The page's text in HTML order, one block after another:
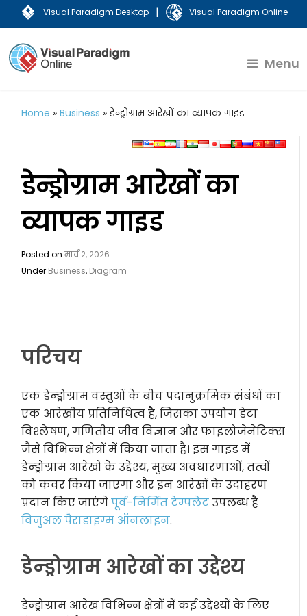
Visual Paradigm Desktop | Visual Paradigm Online
Menu
Home »Business »डेन्ड्रोग्राम आरेखों का व्यापक गाइड
डेन्ड्रोग्राम आरेखों का
व्यापक गाइड
Posted onमार्च 2, 2026
Under Business, Diagram
परिचय
एक डेन्ड्रोग्राम वस्तुओं के बीच पदानुक्रमिक संबंधों का
एक आरेखीय प्रतिनिधित्व है, जिसका उपयोग डेटा
विश्लेषण, गणितीय जीव विज्ञान और फाइलोजेनेटिक्स
जैसे विभिन्न क्षेत्रों में किया जाता है। इस गाइड में
डेन्ड्रोग्राम आरेखों के उद्देश्य, मुख्य अवधारणाओं, तत्वों
को कवर किया जाएगा और इन आरेखों के उदाहरण
प्रदान किए जाएंगेपूर्व-निर्मित टेम्पलेटउपलब्ध है
विजुअल पैराडाइग्म ऑनलाइन.
डेन्ड्रोग्राम आरेखों का उद्देश्य
डेन्ड्रोग्राम आरेख विभिन्न क्षेत्रों में कई उद्देश्यों के लिए